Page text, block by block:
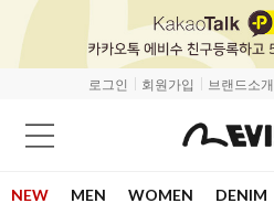
로그인 회원가입 브랜드소개
NEW MEN WOMEN DENIM